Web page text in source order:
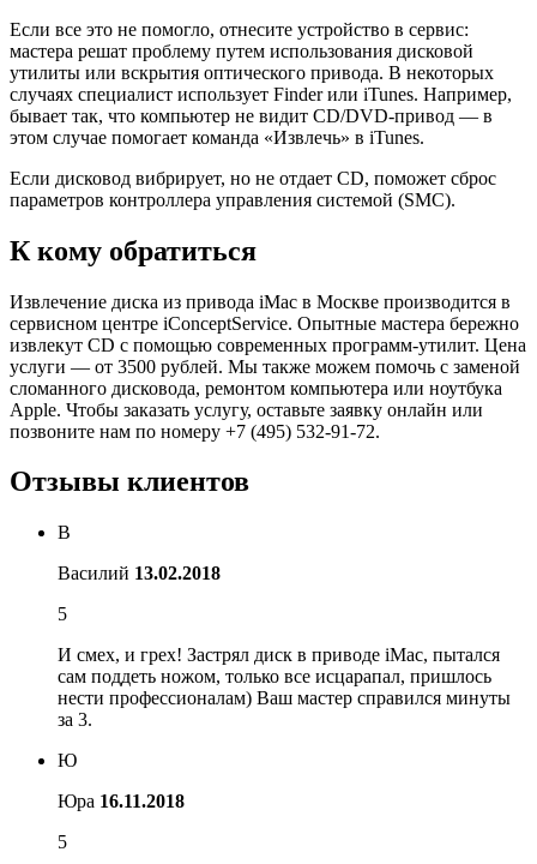
Если все это не помогло, отнесите устройство в сервис:
мастера решат проблему путем использования дисковой
утилиты или вскрытия оптического привода. В некоторых
случаях специалист использует Finder или iTunes. Например,
бывает так, что компьютер не видит CD/DVD-привод — в
этом случае помогает команда «Извлечь» в iTunes.
Если дисковод вибрирует, но не отдает CD, поможет сброс
параметров контроллера управления системой (SMC).
К кому обратиться
Извлечение диска из привода iMac в Москве производится в
сервисном центре iConceptService. Опытные мастера бережно
извлекут CD с помощью современных программ-утилит. Цена
услуги — от 3500 рублей. Мы также можем помочь с заменой
сломанного дисковода, ремонтом компьютера или ноутбука
Apple. Чтобы заказать услугу, оставьте заявку онлайн или
позвоните нам по номеру +7 (495) 532-91-72.
Отзывы клиентов
В
Василий 13.02.2018
5
И смех, и грех! Застрял диск в приводе iMac, пытался
сам поддеть ножом, только все исцарапал, пришлось
нести профессионалам) Ваш мастер справился минуты
за 3.
Ю
Юра 16.11.2018
5